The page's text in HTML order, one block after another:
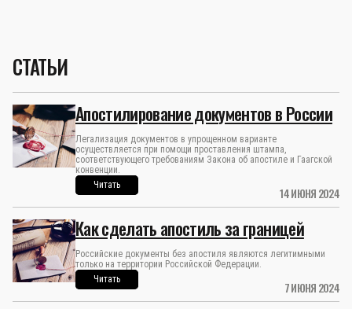
СТАТЬИ
14 ИЮНЯ 2024
Апостилирование документов в России
Легализация документов в упрощенном варианте
осуществляется при помощи проставления штампа,
соответствующего требованиям Закона об апостиле и Гаагской
конвенции.
Читать
7 ИЮНЯ 2024
Как сделать апостиль за границей
Российские документы без апостиля являются легитимными
только на территории Российской Федерации.
Читать